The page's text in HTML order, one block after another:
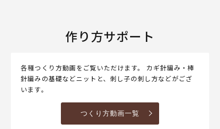
作り方サポート
各種つくり方動画をご覧いただけます。 カギ針編み・棒
針編みの基礎などニットと、刺し子の刺し方などがござ
います。
つくり方動画一覧